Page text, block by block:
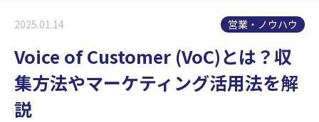
2025.01.14 営業・ノウハウ
Voice of Customer (VoC)とは？収
集方法やマーケティング活用法を解
説